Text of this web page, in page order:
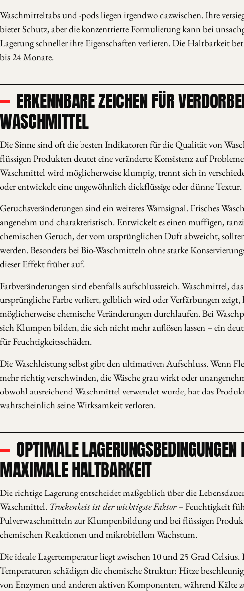
Waschmitteltabs und -pods liegen irgendwo dazwischen. Ihre
bietet Schutz, aber die konzentrierte Formulierung kann bei
Lagerung schneller ihre Eigenschaften verlieren. Die Haltbarkeit
bis 24 Monate.
ERKENNBARE ZEICHEN FÜR
WASCHMITTEL
Die Sinne sind oft die besten Indikatoren für die Qualität von
flüssigen Produkten deutet eine veränderte Konsistenz auf
Waschmittel wird möglicherweise klumpig, trennt sich in
oder entwickelt eine ungewöhnlich dickflüssige oder dünne Textur.
Geruchsveränderungen sind ein weiteres Warnsignal. Frisches
angenehm und charakteristisch. Entwickelt es einen muffigen,
chemischen Geruch, der vom ursprünglichen Duft abweicht,
werden. Besonders bei Bio-Waschmitteln ohne starke
dieser Effekt früher auf.
Farbveränderungen sind ebenfalls aufschlussreich. Waschmittel, das
ursprüngliche Farbe verliert, gelblich wird oder Verfärbungen zeigt,
möglicherweise chemische Veränderungen durchlaufen. Bei
sich Klumpen bilden, die sich nicht mehr auflösen lassen – ein
für Feuchtigkeitsschäden.
Die Waschleistung selbst gibt den ultimativen Aufschluss. Wenn
mehr richtig verschwinden, die Wäsche grau wirkt oder
obwohl ausreichend Waschmittel verwendet wurde, hat das
wahrscheinlich seine Wirksamkeit verloren.
OPTIMALE LAGERUNGSBEDINGUNGEN
MAXIMALE HALTBARKEIT
Die richtige Lagerung entscheidet maßgeblich über die
Waschmittel. Trockenheit ist der wichtigste Faktor– Feuchtigkeit
Pulverwaschmitteln zur Klumpenbildung und bei flüssigen
chemischen Reaktionen und mikrobiellem Wachstum.
Die ideale Lagertemperatur liegt zwischen 10 und 25 Grad Celsius.
Temperaturen schädigen die chemische Struktur: Hitze
von Enzymen und anderen aktiven Komponenten, während Kälte